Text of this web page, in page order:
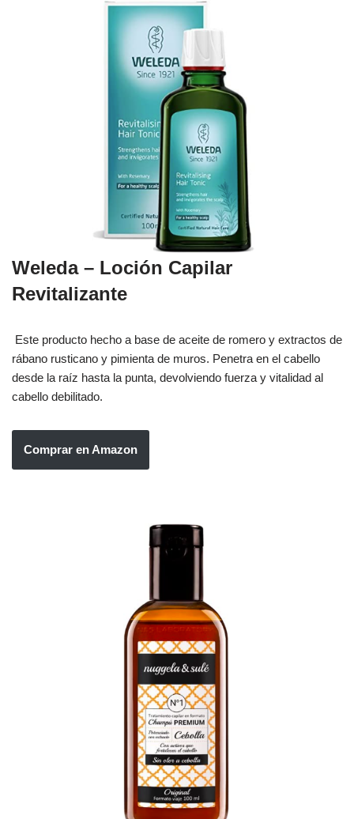
Weleda – Loción Capilar
Revitalizante
Este producto hecho a base de aceite de romero y extractos de
rábano rusticano y pimienta de muros. Penetra en el cabello
desde la raíz hasta la punta, devolviendo fuerza y vitalidad al
cabello debilitado.
Comprar en Amazon